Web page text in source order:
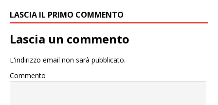
LASCIA IL PRIMO COMMENTO
Lascia un commento
L'indirizzo email non sarà pubblicato.
Commento